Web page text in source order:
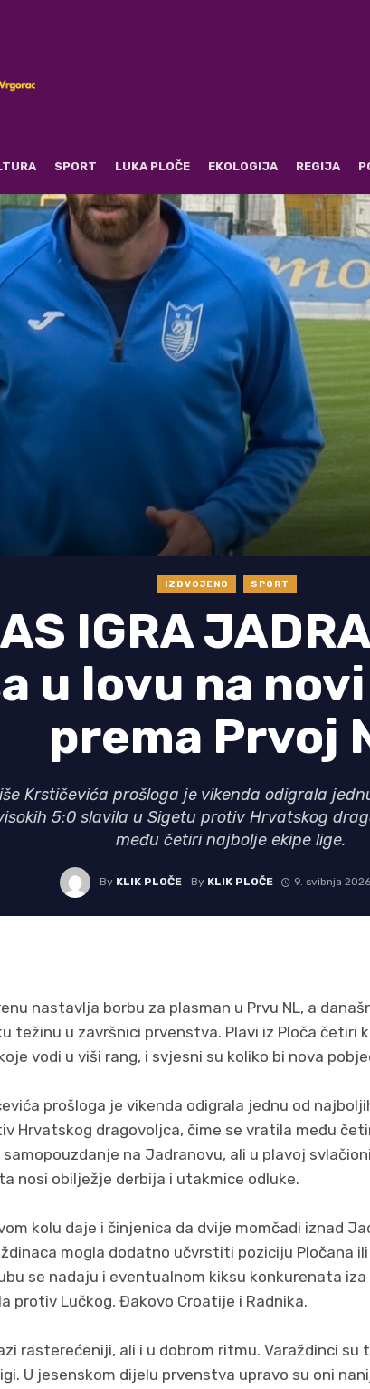
SPORT LUKA PLOČE EKOLOGIJA REGIJA
IZDVOJENO SPORT
IGRA
u lovu na
prema Prvoj
Krstičevića prošloga je vikenda odigrala
5:0 slavila u Sigetu protiv Hrvatskog
među četiri najbolje ekipe lige.
By KLIK PLOČE By KLIK PLOČE 9. svibnja
nastavlja borbu za plasman u Prvu NL, a
težinu u završnici prvenstva. Plavi iz Ploča četiri
vodi u viši rang, i svjesni su koliko bi nova
prošloga je vikenda odigrala jednu od
Hrvatskog dragovoljca, čime se vratila među
na Jadranovu, ali u plavoj
nosi obilježje derbija i utakmice odluke.
kolu daje i činjenica da dvije momčadi iznad
mogla dodatno učvrstiti poziciju Pločana
se nadaju i eventualnom kiksu konkurenata
protiv Lučkog, Đakovo Croatije i Radnika.
rasterećeniji, ali i u dobrom ritmu. Varaždinci su
U jesenskom dijelu prvenstva upravo su oni